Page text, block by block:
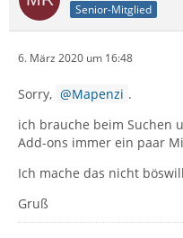
Senior-Mitglied
6. März 2020 um 16:48
Sorry, Mapenzi .
ich brauche beim Suchen
Add-ons immer ein paar
Ich mache das nicht
Gruß